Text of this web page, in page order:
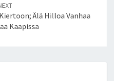
Älä Hilloa Vanhaa
Kaapissa